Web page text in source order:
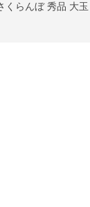
らんぼ 秀品 大